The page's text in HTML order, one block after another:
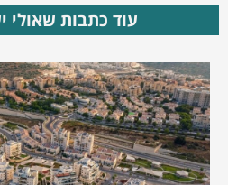
עוד כתבות שאולי